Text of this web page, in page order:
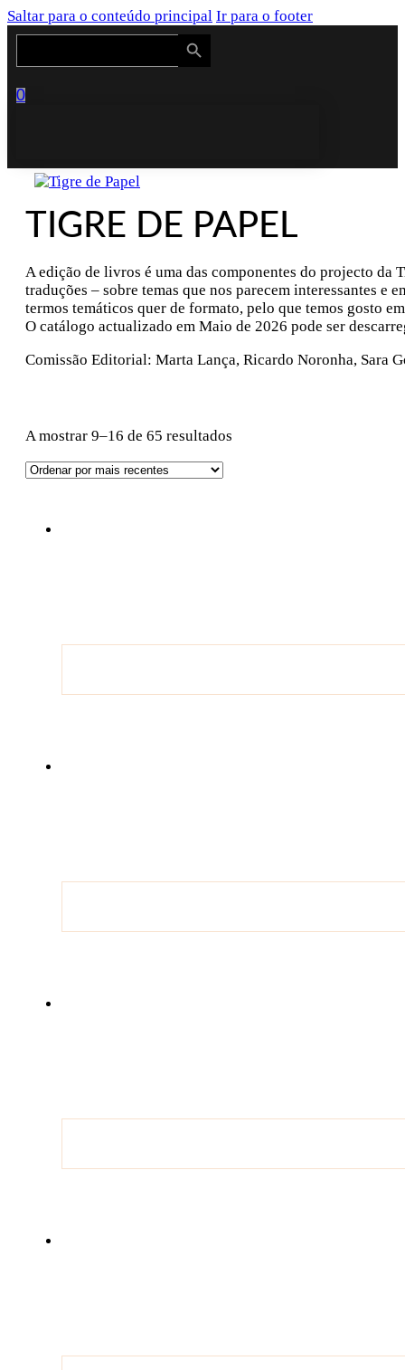
Saltar para o conteúdo principal Ir para o footer
Search
Search Button
0
TIGRE DE PAPEL
A edição de livros é uma das componentes do projecto
traduções – sobre temas que nos parecem interessantes
termos temáticos quer de formato, pelo que temos gosto
O catálogo actualizado em Maio de 2026 pode ser
Comissão Editorial: Marta Lança, Ricardo Noronha, Sara
A mostrar 9–16 de 65 resultados